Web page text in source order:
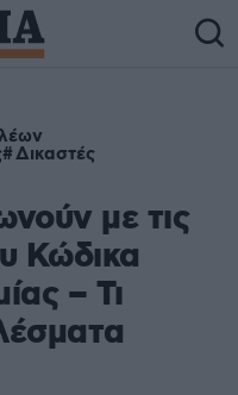
Δικαστές
με τις
Κώδικα
– Τι